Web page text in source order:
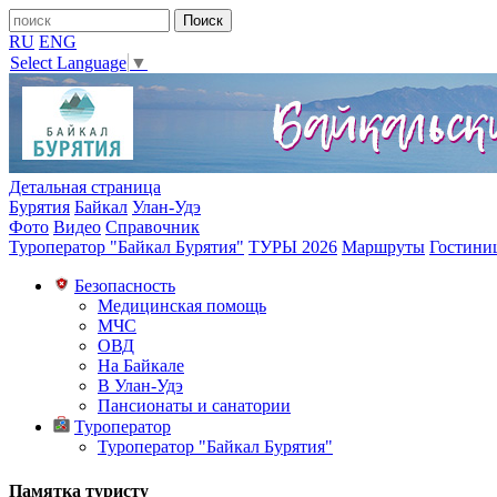
RU ENG
Select Language ▼
Детальная страница
Бурятия Байкал Улан-Удэ
Фото Видео Справочник
Туроператор "Байкал Бурятия" ТУРЫ 2026 Маршруты
Безопасность
Медицинская помощь
МЧС
ОВД
На Байкале
В Улан-Удэ
Пансионаты и санатории
Туроператор
Туроператор "Байкал Бурятия"
Памятка туристу